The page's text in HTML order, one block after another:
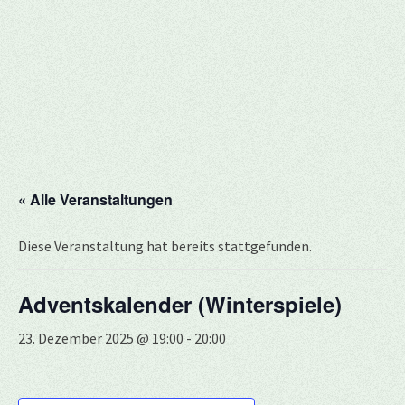
« Alle Veranstaltungen
Diese Veranstaltung hat bereits stattgefunden.
Adventskalender (Winterspiele)
23. Dezember 2025 @ 19:00 - 20:00